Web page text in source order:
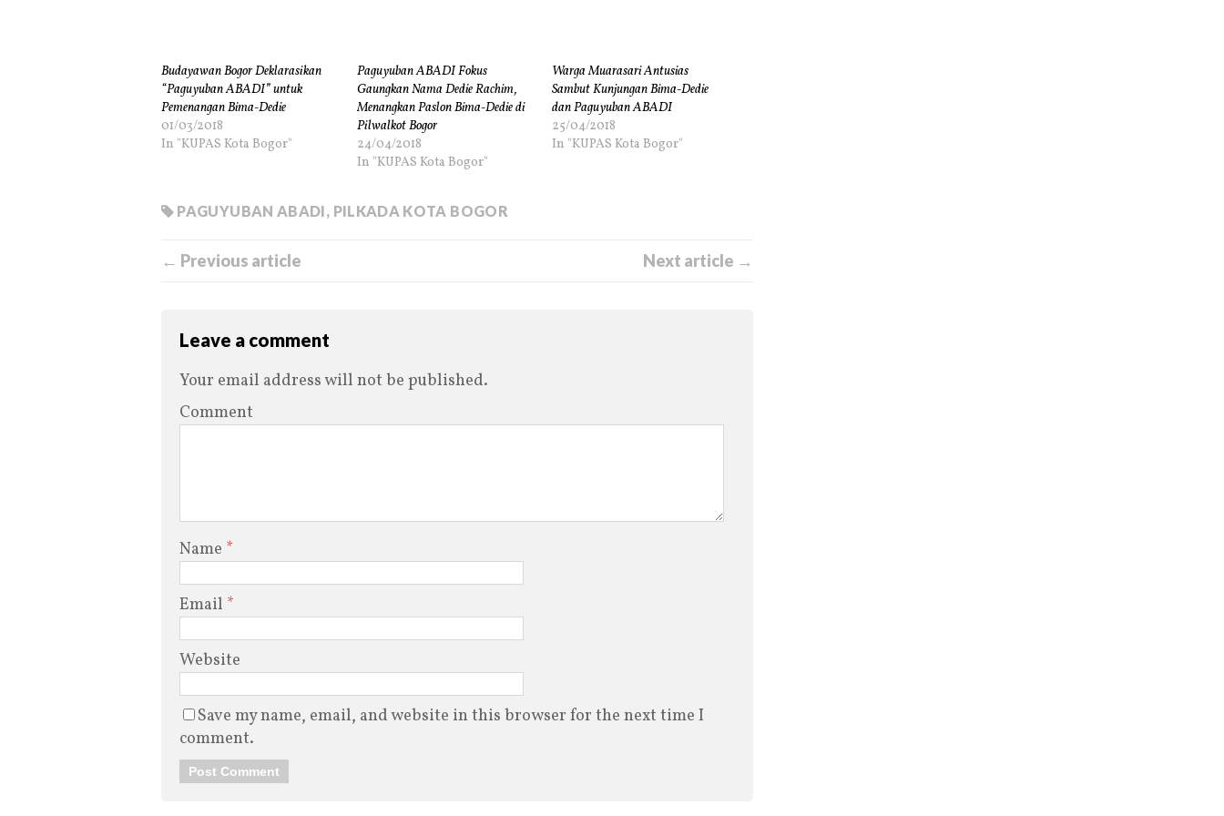
Budayawan Bogor Deklarasikan
“Paguyuban ABADI” untuk
Pemenangan Bima-Dedie
01/03/2018
In "KUPAS Kota Bogor"
Paguyuban ABADI Fokus
Gaungkan Nama Dedie Rachim,
Menangkan Paslon Bima-Dedie di
Pilwalkot Bogor
24/04/2018
In "KUPAS Kota Bogor"
Warga Muarasari Antusias
Sambut Kunjungan Bima-Dedie
dan Paguyuban ABADI
25/04/2018
In "KUPAS Kota Bogor"
PAGUYUBAN ABADI, PILKADA KOTA BOGOR
← Previous article Next article →
Leave a comment
Your email address will not be published.
Comment
Name *
Email *
Website
Save my name, email, and website in this browser for the next time I
comment.